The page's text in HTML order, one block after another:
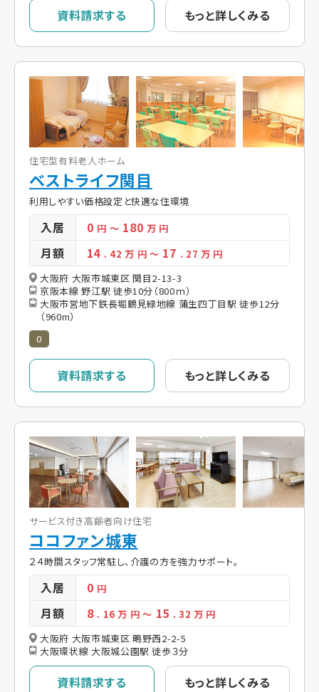
資料請求する もっと詳しくみる
住宅型有料老人ホーム
ベストライフ関目
利用しやすい価格設定と快適な住環境
入居 0 円 ～ 180万 円
月額 14 . 42万 円 ～ 17 . 27 万 円
大阪府 大阪市城東区 関目2-13-3
京阪本線 野江駅 徒歩10分（800ｍ）
大阪市営地下鉄長堀鶴見緑地線 蒲生四丁目駅 徒歩12分
（960m）
0
資料請求する もっと詳しくみる
サービス付き高齢者向け住宅
ココファン城東
２４時間スタッフ常駐し、介護の方を強力サポート。
入居 0 円
月額 8 . 16万 円～ 15 . 32万 円
大阪府 大阪市城東区 鴫野西2-2-5
大阪環状線 大阪城公園駅 徒歩３分
資料請求する もっと詳しくみる